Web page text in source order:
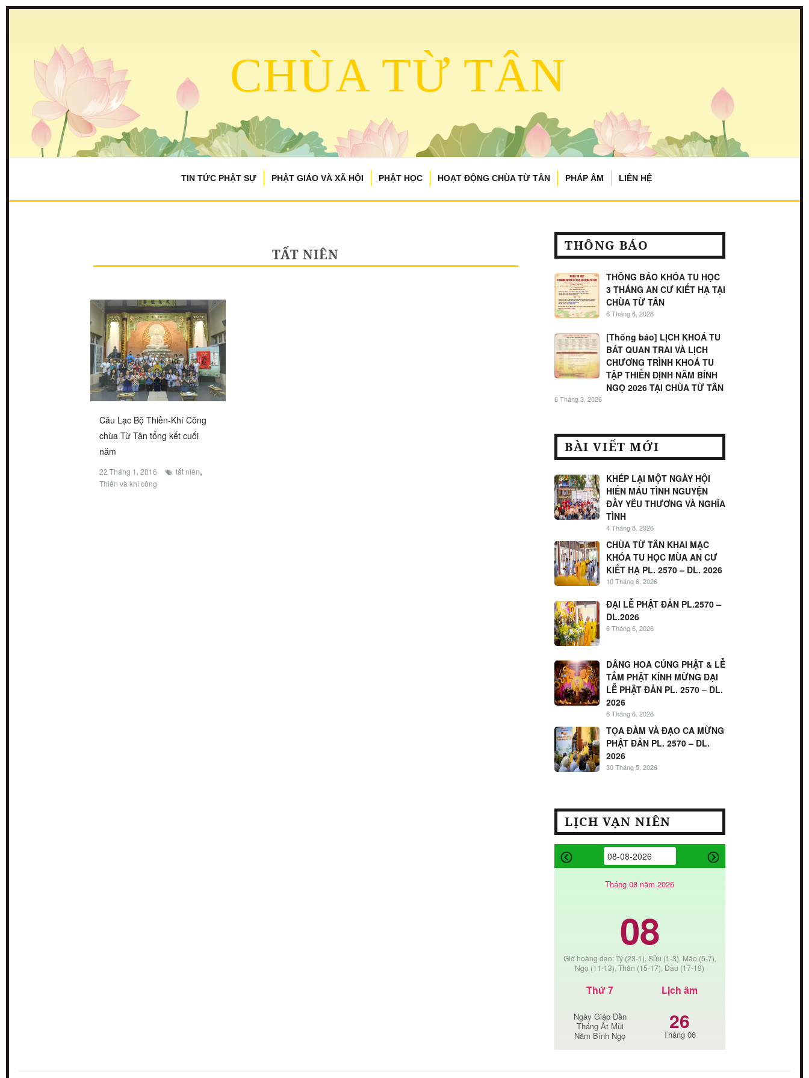
CHÙA TỪ TÂN
TIN TỨC PHẬT SỰ PHẬT GIÁO VÀ XÃ HỘI PHẬT HỌC HOẠT ĐỘNG CHÙA TỪ TÂN PHÁP ÂM LIÊN HỆ
TẤT NIÊN
Câu Lạc Bộ Thiền-Khí Công
chùa Từ Tân tổng kết cuối
năm
22 Tháng 1, 2016 tất niên,
Thiền và khí công
THÔNG BÁO
THÔNG BÁO KHÓA TU HỌC
3 THÁNG AN CƯ KIẾT HẠ TẠI
CHÙA TỪ TÂN
6 Tháng 6, 2026
[Thông báo] LỊCH KHOÁ TU
BÁT QUAN TRAI VÀ LỊCH
CHƯƠNG TRÌNH KHOÁ TU
TẬP THIỀN ĐỊNH NĂM BÍNH
NGỌ 2026 TẠI CHÙA TỪ TÂN
6 Tháng 3, 2026
BÀI VIẾT MỚI
KHÉP LẠI MỘT NGÀY HỘI
HIẾN MÁU TÌNH NGUYỆN
ĐẦY YÊU THƯƠNG VÀ NGHĨA
TÌNH
4 Tháng 8, 2026
CHÙA TỪ TÂN KHAI MẠC
KHÓA TU HỌC MÙA AN CƯ
KIẾT HẠ PL. 2570 – DL. 2026
10 Tháng 6, 2026
ĐẠI LỄ PHẬT ĐẢN PL.2570 –
DL.2026
6 Tháng 6, 2026
DÂNG HOA CÚNG PHẬT & LỄ
TẮM PHẬT KÍNH MỪNG ĐẠI
LỄ PHẬT ĐẢN PL. 2570 – DL.
2026
6 Tháng 6, 2026
TỌA ĐÀM VÀ ĐẠO CA MỪNG
PHẬT ĐẢN PL. 2570 – DL.
2026
30 Tháng 5, 2026
LỊCH VẠN NIÊN
Tháng 08 năm 2026
08
Giờ hoàng đạo: Tý (23-1), Sửu (1-3), Mão (5-7),
Ngọ (11-13), Thân (15-17), Dậu (17-19)
Thứ 7
Ngày Giáp Dần
Tháng Ất Mùi
Năm Bính Ngọ
Lịch âm
26
Tháng 06